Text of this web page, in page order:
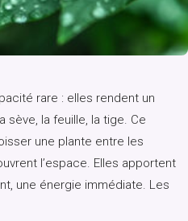
rare : elles rendent un
sève, la feuille, la tige. Ce
une plante entre les
l’espace. Elles apportent
une énergie immédiate. Les